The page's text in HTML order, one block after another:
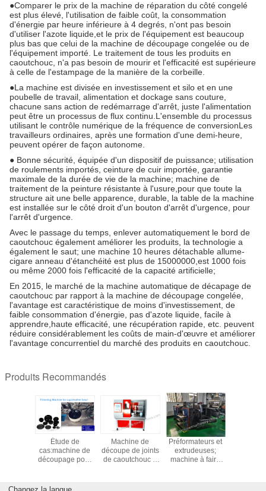
●Comparer le prix de la machine de réparation du côté congelé
est plus élevé, l'utilisation de faible coût, la consommation
d'énergie par heure inférieure à 4 degrés, n'ont pas besoin
d'utiliser l'azote liquide,et le prix de l'équipement est beaucoup
plus bas que celui de la machine de découpage congelée ou de
l'équipement importé. Le traitement de tous les produits en
caoutchouc, n'a pas besoin de mourir et l'efficacité est supérieure
à celle de l'estampage de la manière de la corbeille.
●La machine est divisée en investissement et silo et en une
poubelle de travail, alimentation et dockage sans couture,
chacune sans action de redémarrage d'arrêt, juste l'alimentation
peut être un processus de flux continu.L'ensemble du processus
utilisant le contrôle numérique de la fréquence de conversionLes
travailleurs ordinaires, après une formation d'une demi-heure,
peuvent opérer de façon autonome.
● Bonne sécurité, équipée d'un dispositif de puissance; utilisation
de roulements importés, ceinture de cuir importée, garantie
maximale de la durée de vie de la machine; machine de
traitement de la peinture résistante à l'usure,pour que toute la
structure ait une belle apparence, durable, la table de la machine
est installée sur le côté droit d'un bouton d'arrêt d'urgence, pour
l'arrêt d'urgence.
Avec le passage du temps, enlever automatiquement le bord de
caoutchouc également améliorer les produits, la technologie a
également le saut; une machine 10 heures détachable allume-
cigare anneau d'étanchéité est plus de 15000000,est 1000 fois
ou même 2000 fois l'efficacité de la capacité artificielle;
En 2015, le marché de la machine automatique de décapage de
caoutchouc par rapport à la machine de découpage congelée,
l'avantage est caractéristique de moins d'investissement, de
faible consommation d'énergie, pas d'azote liquide, facile à
apprendre,haute efficacité, une récupération rapide, etc. peuvent
réduire considérablement les coûts de main-d'œuvre et améliorer
l'avantage concurrentiel du marché des produits en caoutchouc.
Produits Recommandés
Étude de
cas:machine de
découpage pour
cuvette en cuir
Machine de
découpe de joints
de caoutchouc à
Préformateurs et
extrudeuses;
machine à faire